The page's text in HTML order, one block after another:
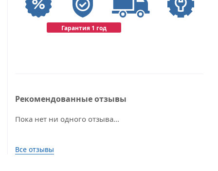
Гарантия 1 год
Рекомендованные отзывы
Пока нет ни одного отзыва...
Все отзывы